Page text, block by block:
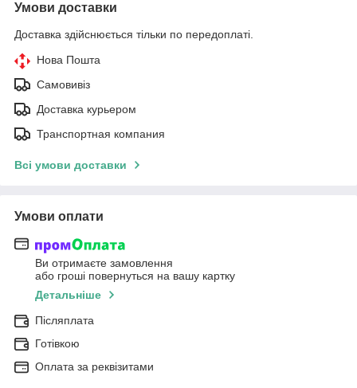
Умови доставки
Доставка здійснюється тільки по передоплаті.
Нова Пошта
Самовивіз
Доставка курьером
Транспортная компания
Всі умови доставки
Умови оплати
Ви отримаєте замовлення
або гроші повернуться на вашу картку
Детальніше
Післяплата
Готівкою
Оплата за реквізитами